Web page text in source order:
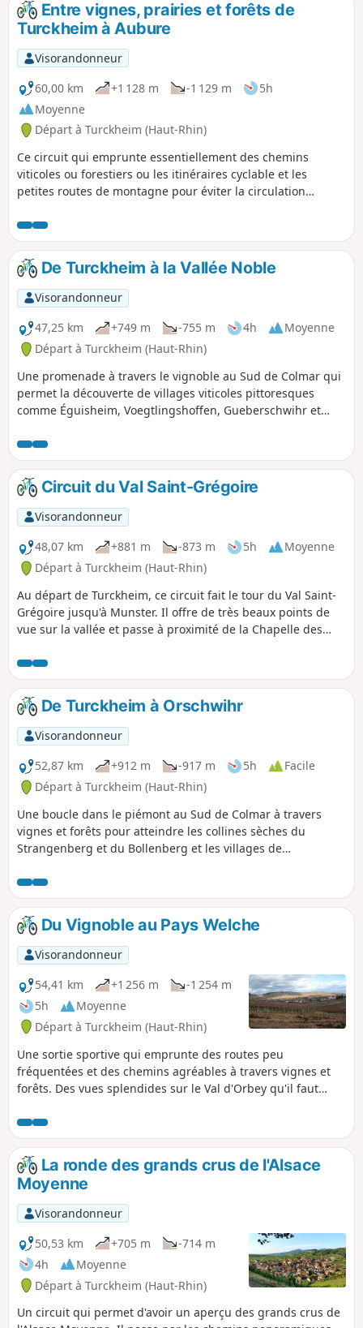
p
Entre vignes, prairies et forêts de
Turckheim à Aubure
Visorandonneur
60,00 km
+1 128 m -1 129 m
5h
Moyenne
Départ à Turckheim (Haut-Rhin)
Ce circuit qui emprunte essentiellement des chemins
viticoles ou forestiers ou les itinéraires cyclable et les
petites routes de montagne pour éviter la circulation
villages pittoresques du piémont comme Turckheim,
Ammerschwihr, Kientzheim, Kaysersberg, Hunawihr ou
Zellenberg, mais aussi la verte vallée de Fréland et les
pentes plus raides, tapissées de forêts, des massifs du
Brézouard et du Kaelblin.
De Turckheim à la Vallée Noble
Visorandonneur
47,25 km
+749 m -755 m 4h
Moyenne
Départ à Turckheim (Haut-Rhin)
Une promenade à travers le vignoble au Sud de Colmar qui
permet la découverte de villages viticoles pittoresques
comme Éguisheim, Voegtlingshoffen, Gueberschwihr et
pâturages de Wintzfelden. L'itinéraire emprunte aussi bien
des petites routes viticoles que des chemins et est donc
adapté au VTT et VTTAE.
Circuit du Val Saint-Grégoire
Visorandonneur
48,07 km
+881 m -873 m 5h
Moyenne
Départ à Turckheim (Haut-Rhin)
Au départ de Turckheim, ce circuit fait le tour du Val Saint-
Grégoire jusqu'à Munster. Il offre de très beaux points de
vue sur la vallée et passe à proximité de la Chapelle des
Terrasse Napoléon. Il emprunte en partie les itinéraires
cyclables le long de la Fecht et la Voie Verte de Munster.
De Turckheim à Orschwihr
Visorandonneur
52,87 km
+912 m -917 m 5h
Facile
Départ à Turckheim (Haut-Rhin)
Une boucle dans le piémont au Sud de Colmar à travers
vignes et forêts pour atteindre les collines sèches du
Strangenberg et du Bollenberg et les villages de
Noble. Ce circuit réserve de très belles vues, notamment au
sommet du Strangenberg et du Bollenberg.
Du Vignoble au Pays Welche
Visorandonneur
54,41 km
+1 256 m
-1 254 m
5h
Moyenne
Départ à Turckheim (Haut-Rhin)
Une sortie sportive qui emprunte des routes peu
fréquentées et des chemins agréables à travers vignes et
forêts. Des vues splendides sur le Val d'Orbey qu'il faut
Bermont et des villages viticoles pittoresques comme
Kientzheim et Kaysersberg.
La ronde des grands crus de l'Alsace
Moyenne
Visorandonneur
50,53 km
+705 m
-714 m
4h
Moyenne
Départ à Turckheim (Haut-Rhin)
Un circuit qui permet d'avoir un aperçu des grands crus de